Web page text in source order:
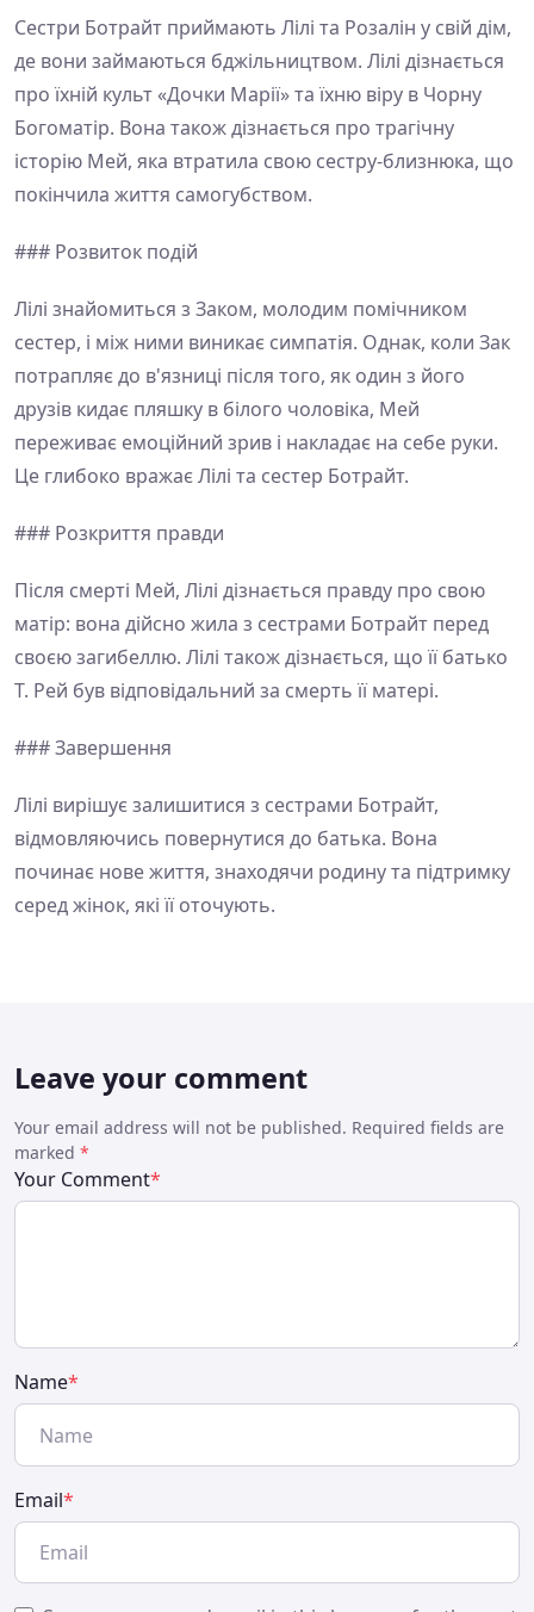
Сестри Ботрайт приймають Лілі та Розалін у свій дім,
де вони займаються бджільництвом. Лілі дізнається
про їхній культ «Дочки Марії» та їхню віру в Чорну
Богоматір. Вона також дізнається про трагічну
історію Мей, яка втратила свою сестру-близнюка, що
покінчила життя самогубством.
### Розвиток подій
Лілі знайомиться з Заком, молодим помічником
сестер, і між ними виникає симпатія. Однак, коли Зак
потрапляє до в'язниці після того, як один з його
друзів кидає пляшку в білого чоловіка, Мей
переживає емоційний зрив і накладає на себе руки.
Це глибоко вражає Лілі та сестер Ботрайт.
### Розкриття правди
Після смерті Мей, Лілі дізнається правду про свою
матір: вона дійсно жила з сестрами Ботрайт перед
своєю загибеллю. Лілі також дізнається, що її батько
Т. Рей був відповідальний за смерть її матері.
### Завершення
Лілі вирішує залишитися з сестрами Ботрайт,
відмовляючись повернутися до батька. Вона
починає нове життя, знаходячи родину та підтримку
серед жінок, які її оточують.
Leave your comment
Your email address will not be published. Required fields are
marked *
Your Comment*
Name*
Email*